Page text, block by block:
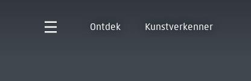
Ontdek Kunstverkenner